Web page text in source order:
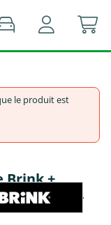
le produit est
Brink +
broches -